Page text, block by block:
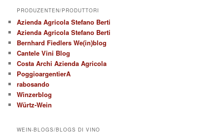
PRODUZENTEN/PRODUTTORI
Azienda Agricola Stefano Berti
Azienda Agricola Stefano Berti
Bernhard Fiedlers We(in)blog
Cantele Vini Blog
Costa Archi Azienda Agricola
PoggioargentierA
rabosando
Winzerblog
Würtz-Wein
WEIN-BLOGS/BLOGS DI VINO